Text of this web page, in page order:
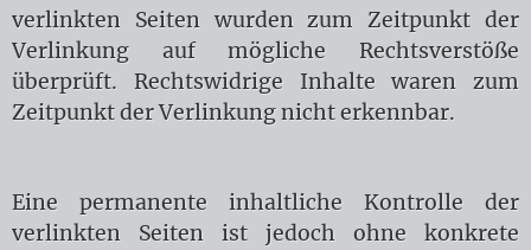
verlinkten Seiten wurden zum Zeitpunkt der
Verlinkung auf mögliche Rechtsverstöße
überprüft. Rechtswidrige Inhalte waren zum
Zeitpunkt der Verlinkung nicht erkennbar.
Eine permanente inhaltliche Kontrolle der
verlinkten Seiten ist jedoch ohne konkrete